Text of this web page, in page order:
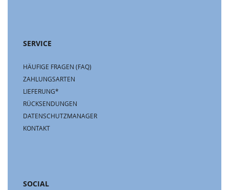
SERVICE
HÄUFIGE FRAGEN (FAQ)
ZAHLUNGSARTEN
LIEFERUNG*
RÜCKSENDUNGEN
DATENSCHUTZMANAGER
KONTAKT
SOCIAL